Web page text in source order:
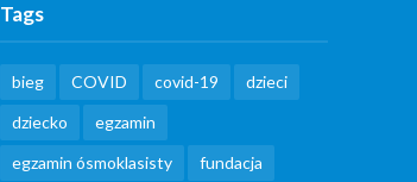
Tags
bieg COVID covid-19
dzieci
dziecko
egzamin
egzamin ósmoklasisty
fundacja